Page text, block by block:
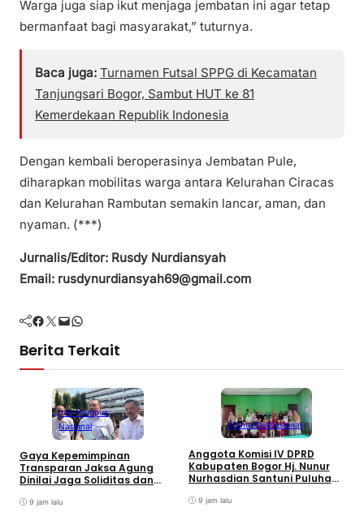
Warga juga siap ikut menjaga jembatan ini agar tetap
bermanfaat bagi masyarakat,” tuturnya.
Baca juga: Turnamen Futsal SPPG di Kecamatan
Tanjungsari Bogor, Sambut HUT ke 81
Kemerdekaan Republik Indonesia
Dengan kembali beroperasinya Jembatan Pule,
diharapkan mobilitas warga antara Kelurahan Ciracas
dan Kelurahan Rambutan semakin lancar, aman, dan
nyaman. (***)
Jurnalis/Editor: Rusdy Nurdiansyah
Email: rusdynurdiansyah69@gmail.com
Facebook Twitter Mail WhatsApp
Berita Terkait
Info Kampus
Nasional
Gaya Kepemimpinan
Transparan Jaksa Agung
Dinilai Jaga Soliditas dan
Adhyaksa
9 jam lalu
KomunitasNasional
Anggota Komisi IV DPRD
Kabupaten Bogor Hj. Nunur
Nurhasdian Santuni Puluhan
9 jam lalu